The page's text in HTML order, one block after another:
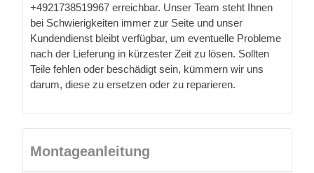
+4921738519967 erreichbar. Unser Team steht Ihnen
bei Schwierigkeiten immer zur Seite und unser
Kundendienst bleibt verfügbar, um eventuelle Probleme
nach der Lieferung in kürzester Zeit zu lösen. Sollten
Teile fehlen oder beschädigt sein, kümmern wir uns
darum, diese zu ersetzen oder zu reparieren.
Montageanleitung